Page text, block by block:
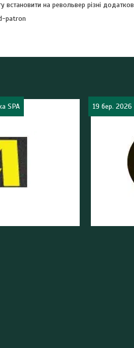
встановити на револьвер різні
patron
SPA 19 бер. 2026